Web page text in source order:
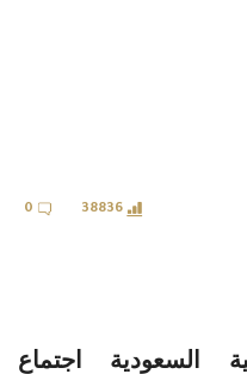
38836
0
السعودية اجتماع